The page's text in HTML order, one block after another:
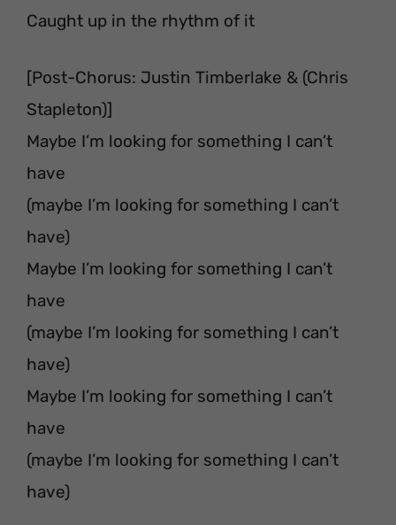
Caught up in the rhythm of it
[Post-Chorus: Justin Timberlake & (Chris
Stapleton)]
Maybe I’m looking for something I can’t
have
(maybe I’m looking for something I can’t
have)
Maybe I’m looking for something I can’t
have
(maybe I’m looking for something I can’t
have)
Maybe I’m looking for something I can’t
have
(maybe I’m looking for something I can’t
have)